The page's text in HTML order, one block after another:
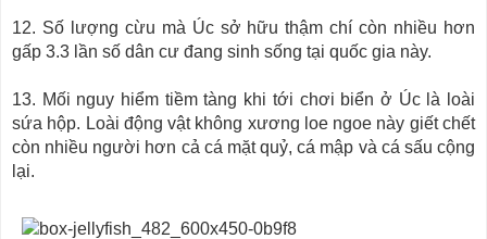
12. Số lượng cừu mà Úc sở hữu thậm chí còn nhiều hơn
gấp 3.3 lần số dân cư đang sinh sống tại quốc gia này.
13. Mối nguy hiểm tiềm tàng khi tới chơi biển ở Úc là loài
sứa hộp. Loài động vật không xương loe ngoe này giết chết
còn nhiều người hơn cả cá mặt quỷ, cá mập và cá sấu cộng
lại.